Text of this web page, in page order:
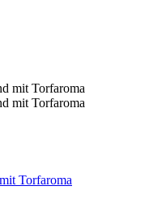
Torfaroma